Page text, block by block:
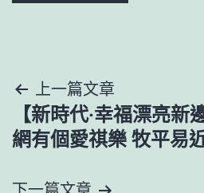
文
章
上一篇文章
【新時代·幸福漂亮
網有個愛祺樂 牧平易